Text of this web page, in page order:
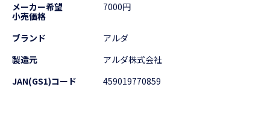
メーカー希望
小売価格
7000円
ブランド
アルダ
製造元
アルダ株式会社
JAN(GS1)コード
459019770859